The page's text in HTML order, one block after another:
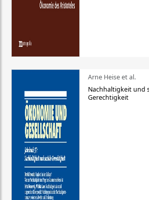
Arne Heise et al.
Nachhaltigkeit und
Gerechtigkeit